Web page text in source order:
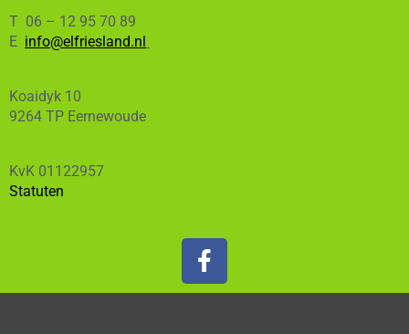
T 06 – 12 95 70 89
E info@elfriesland.nl
Koaidyk 10
9264 TP Eernewoude
KvK 01122957
Statuten